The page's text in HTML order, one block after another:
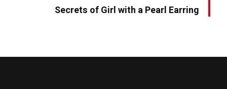
Secrets of Girl with a Pearl Earring